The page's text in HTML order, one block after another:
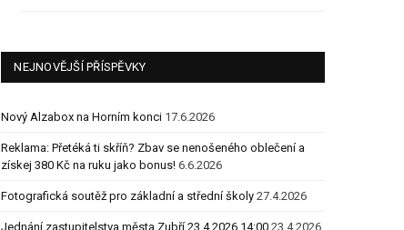
NEJNOVĚJŠÍ PŘÍSPĚVKY
Nový Alzabox na Horním konci 17.6.2026
Reklama: Přetéká ti skříň? Zbav se nenošeného oblečení a
získej 380 Kč na ruku jako bonus! 6.6.2026
Fotografická soutěž pro základní a střední školy 27.4.2026
Jednání zastupitelstva města Zubří 23.4.2026 14:00 23.4.2026